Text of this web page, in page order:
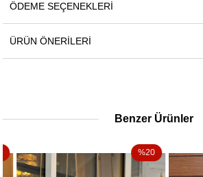
ÖDEME SEÇENEKLERI
ÜRÜN ÖNERILERI
Benzer Ürünler
%20